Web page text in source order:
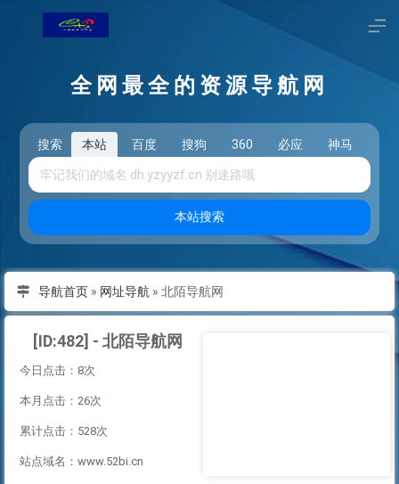
全网最全的资源导航网
搜索 本站 百度 搜狗 360 必应 神马
本站搜索
导航首页» 网址导航 » 北陌导航网
[ID:482] - 北陌导航网
今日点击：8次
本月点击：26次
累计点击：528次
站点域名：www.52bi.cn